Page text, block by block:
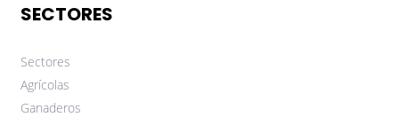
SECTORES
Sectores
Agrícolas
Ganaderos